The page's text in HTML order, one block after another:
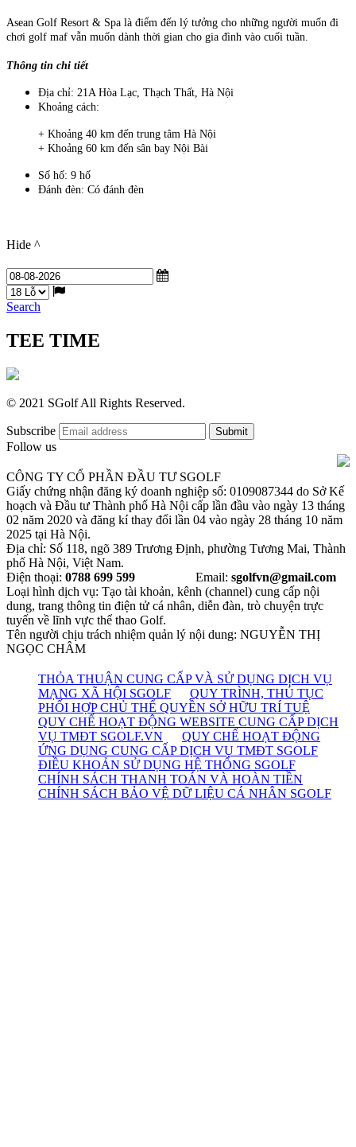
Asean Golf Resort & Spa là điểm đến lý tưởng cho những người muốn đi
chơi golf maf vẫn muốn dành thời gian cho gia đình vào cuối tuần.
Thông tin chi tiết
Địa chỉ: 21A Hòa Lạc, Thạch Thất, Hà Nội
Khoảng cách:
+ Khoảng 40 km đến trung tâm Hà Nội
+ Khoảng 60 km đến sân bay Nội Bài
Số hố: 9 hố
Đánh đèn: Có đánh đèn
Hide ^
Search
TEE TIME
© 2021 SGolf All Rights Reserved.
Subscribe
Follow us
CÔNG TY CỔ PHẦN ĐẦU TƯ SGOLF
Giấy chứng nhận đăng ký doanh nghiệp số: 0109087344 do Sở Kế
hoạch và Đầu tư Thành phố Hà Nội cấp lần đầu vào ngày 13 tháng
02 năm 2020 và đăng kí thay đổi lần 04 vào ngày 28 tháng 10 năm
2025 tại Hà Nội.
Địa chỉ: Số 118, ngõ 389 Trương Định, phường Tương Mai, Thành
phố Hà Nội, Việt Nam.
Điện thoại: 0788 699 599 Email: sgolfvn@gmail.com
Loại hình dịch vụ: Tạo tài khoản, kênh (channel) cung cấp nội
dung, trang thông tin điện tử cá nhân, diễn đàn, trò chuyện trực
tuyến về lĩnh vực thể thao Golf.
Tên người chịu trách nhiệm quản lý nội dung: NGUYỄN THỊ
NGỌC CHÂM
THỎA THUẬN CUNG CẤP VÀ SỬ DỤNG DỊCH VỤ
MẠNG XÃ HỘI SGOLF
QUY TRÌNH, THỦ TỤC
PHỐI HỢP CHỦ THỂ QUYỀN SỞ HỮU TRÍ TUỆ
QUY CHẾ HOẠT ĐỘNG WEBSITE CUNG CẤP DỊCH
VỤ TMĐT SGOLF.VN
QUY CHẾ HOẠT ĐỘNG
ỨNG DỤNG CUNG CẤP DỊCH VỤ TMĐT SGOLF
ĐIỀU KHOẢN SỬ DỤNG HỆ THỐNG SGOLF
CHÍNH SÁCH THANH TOÁN VÀ HOÀN TIỀN
CHÍNH SÁCH BẢO VỆ DỮ LIỆU CÁ NHÂN SGOLF